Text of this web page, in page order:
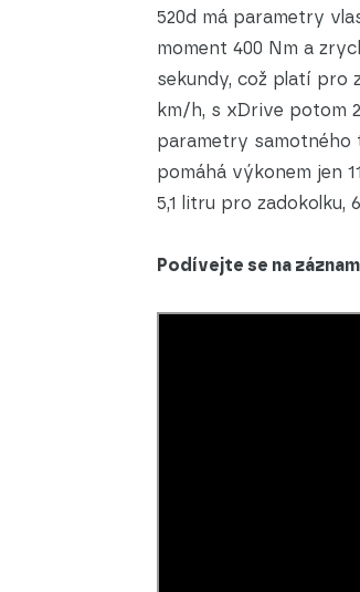
520d má parametry
moment 400 Nm a
sekundy, což platí pro
km/h, s xDrive potom
parametry samotného
pomáhá výkonem jen
5,1 litru pro zadokolku,
Podívejte se na